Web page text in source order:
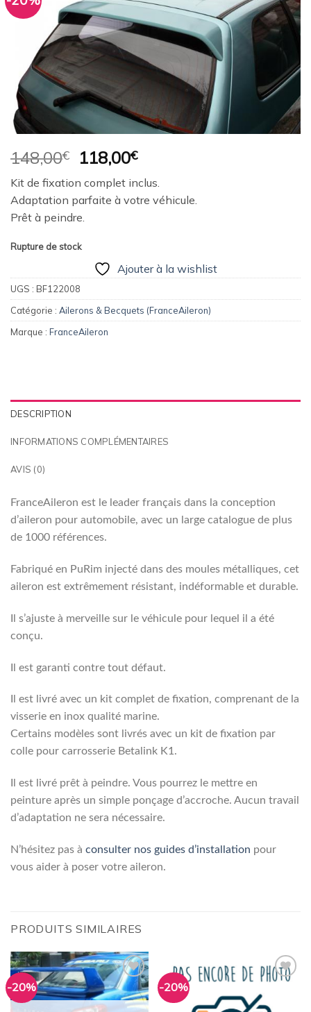
Ajouter
à la
wishlist
148,00€
Le
initial
était :
148,00€.
118,00€Le
prix
actuel
est :
Kit de fixation complet inclus.
Adaptation parfaite à votre véhicule.
Prêt à peindre.
Rupture de stock
Ajouter à la wishlist
UGS : BF122008
Catégorie : Ailerons & Becquets (FranceAileron)
Marque : FranceAileron
DESCRIPTION
INFORMATIONS COMPLÉMENTAIRES
AVIS (0)
FranceAileron est le leader français dans la conception
d’aileron pour automobile, avec un large catalogue de plus
de 1000 références.
Fabriqué en PuRim injecté dans des moules métalliques, cet
aileron est extrêmement résistant, indéformable et durable.
Il s’ajuste à merveille sur le véhicule pour lequel il a été
conçu.
Il est garanti contre tout défaut.
Il est livré avec un kit complet de fixation, comprenant de la
visserie en inox qualité marine.
Certains modèles sont livrés avec un kit de fixation par
colle pour carrosserie Betalink K1.
Il est livré prêt à peindre. Vous pourrez le mettre en
peinture après un simple ponçage d’accroche. Aucun travail
d’adaptation ne sera nécessaire.
N’hésitez pas à consulter nos guides d’installation pour
vous aider à poser votre aileron.
PRODUITS SIMILAIRES
-20%
Ajouter
à la
wishlist
-20%
wishlist